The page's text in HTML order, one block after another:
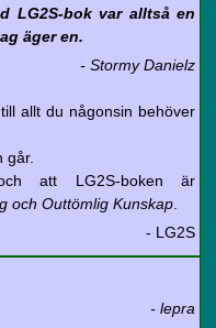
LG2S-bok var alltså en
äger en.
- Stormy Danielz
allt du någonsin behöver
går.
att LG2S-boken är
och Outtömlig Kunskap
- LG2S
- lepra